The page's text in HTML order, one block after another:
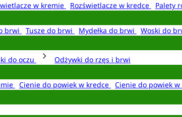
w kremie Rozświetlacze w kredce
Palety
brwi Tusze do brwi Mydełka do brwi Woski do
do oczu
Odżywki do rzęs i brwi
Cienie do powiek w kredce Cienie do powiek w